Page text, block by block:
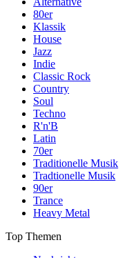
80er
Klassik
House
Jazz
Indie
Classic Rock
Country
Soul
Techno
R'n'B
Latin
70er
Traditionelle Musik
Tradtionelle Musik
90er
Trance
Heavy Metal
Top Themen